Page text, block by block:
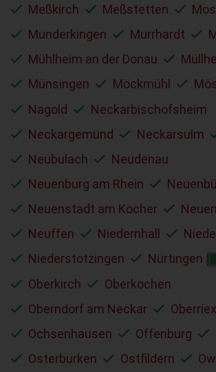
Meßkirch
Meßstetten
Munderkingen
Murrhardt
Mühlheim an der Donau
Münsingen
Möckmühl
Nagold
Neckarbischofsheim
Neckargemünd
Neckarsulm
Neubulach
Neudenau
Neuenburg am Rhein
Neuenstadt am Kocher
Neuffen
Niedernhall
Niederstotzingen
Nürtingen
Oberkirch
Oberkochen
Oberndorf am Neckar
Ochsenhausen
Offenburg
Osterburken
Ostfildern